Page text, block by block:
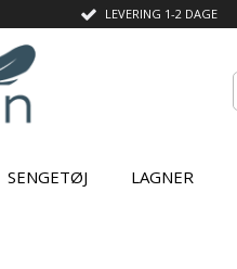
LEVERING 1-2 DAGE
SENGETØJ LAGNER